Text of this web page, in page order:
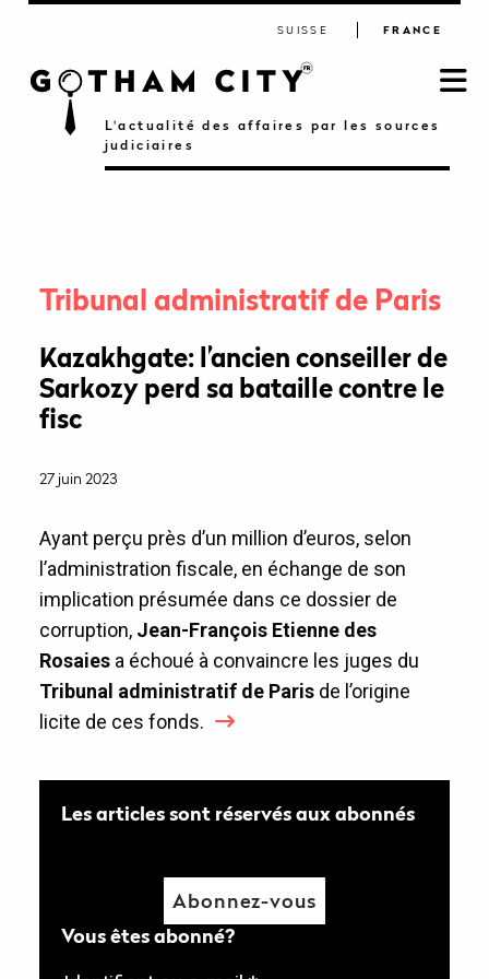
L'actualité des affaires par les sources
judiciaires
SUISSE FRANCE
Tribunal administratif de Paris
Kazakhgate: l’ancien conseiller de
Sarkozy perd sa bataille contre le
fisc
27 juin 2023
Ayant perçu près d’un million d’euros, selon
l’administration fiscale, en échange de son
implication présumée dans ce dossier de
corruption, Jean-François Etienne des
Rosaiesa échoué à convaincre les juges du
Tribunal administratif de Parisde l’origine
licite de ces fonds.
Les articles sont réservés aux abonnés
Abonnez-vous
Vous êtes abonné?